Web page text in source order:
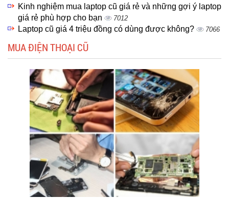
Kinh nghiệm mua laptop cũ giá rẻ và những gợi ý laptop
giá rẻ phù hợp cho bạn
7012
Laptop cũ giá 4 triệu đồng có dùng được không? 7066
MUA ĐIỆN THOẠI CŨ